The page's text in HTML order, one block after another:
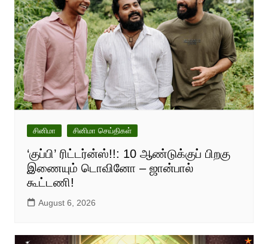
சினிமா சினிமா செய்திகள்
‘குப்பி’ ரிட்டர்ன்ஸ்!!: 10 ஆண்டுக்குப் பிறகு
இணையும் டொவினோ – ஜான்பால்
கூட்டணி!
August 6, 2026